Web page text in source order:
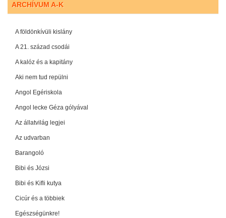
ARCHÍVUM A-K
A földönkívüli kislány
A 21. század csodái
A kalóz és a kapitány
Aki nem tud repülni
Angol Egériskola
Angol lecke Géza gólyával
Az állatvilág legjei
Az udvarban
Barangoló
Bibi és Józsi
Bibi és Kifli kutya
Cicúr és a többiek
Egészségünkre!